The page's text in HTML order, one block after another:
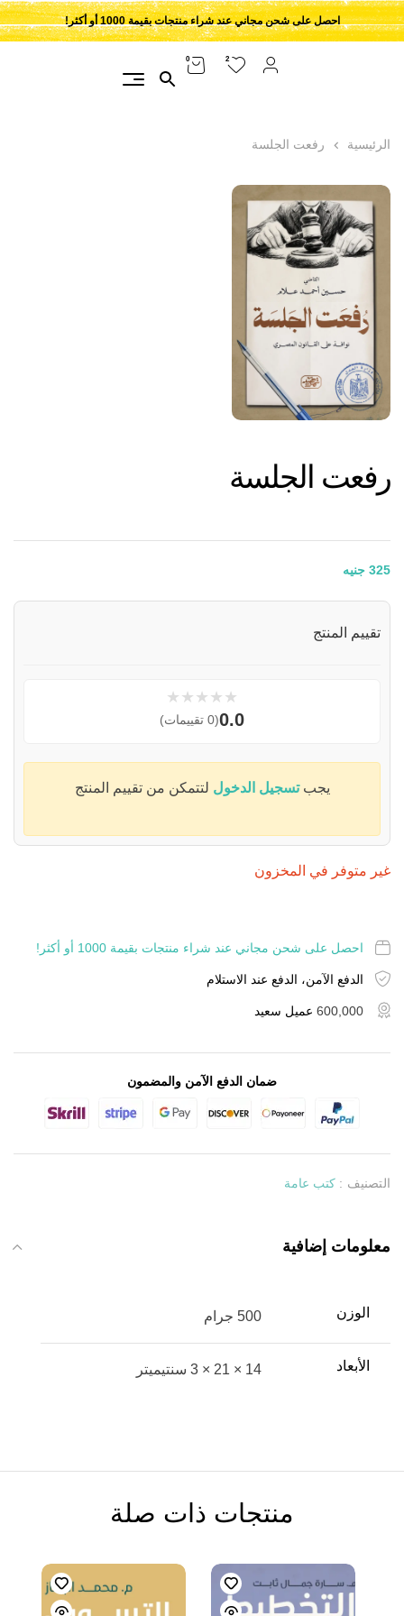
احصل على شحن مجاني عند شراء منتجات بقيمة 1000 أو أكثر!
2
0
الرئيسية رفعت الجلسة
رفعت الجلسة
325 جنيه
تقييم المنتج
★
★
★
★
★
0.0(0 تقييمات)
يجبتسجيل الدخول لتتمكن من تقييم المنتج
غير متوفر في المخزون
احصل على شحن مجاني عند شراء منتجات بقيمة 1000 أو أكثر!
الدفع الآمن، الدفع عند الاستلام
600,000 عميل سعيد
ضمان الدفع الآمن والمضمون
التصنيف : كتب عامة
معلومات إضافية
الوزن 500 جرام
الأبعاد 14 × 21 × 3 سنتيميتر
منتجات ذات صلة